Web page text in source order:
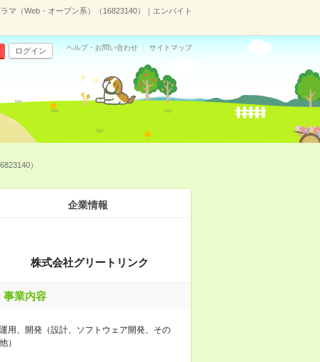
マ（Web・オープン系）（16823140）｜エンバイト
ログイン ヘルプ・お問い合わせ サイトマップ
）
企業情報
株式会社グリートリンク
事業内容
用、開発（設計、ソフトウェア開発、その
）